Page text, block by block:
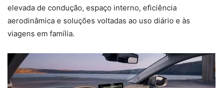
elevada de condução, espaço interno, eficiência
aerodinâmica e soluções voltadas ao uso diário e às
viagens em família.